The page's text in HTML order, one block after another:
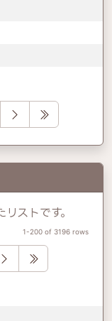
Next Last
ストです。
1-200 of 3196 rows
Next Last